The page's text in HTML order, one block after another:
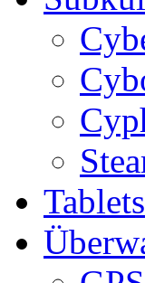
Tablets